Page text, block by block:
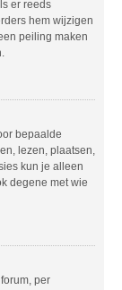
er reeds
hem wijzigen
peiling maken
bepaalde
lezen, plaatsen,
kun je alleen
degene met wie
per